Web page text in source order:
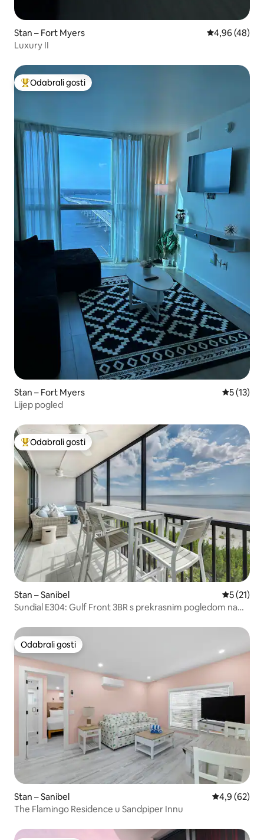
Stan – Fort Myers Prosječna
4,96 (48)
Luxury II
Među najviše rangiranima s oznakom „Odabrali gosti”
Odabrali gosti
Stan – Fort Myers Prosječna
5 (13)
Lijep pogled
Među najviše rangiranima s oznakom „Odabrali gosti”
Odabrali gosti
Stan – Sanibel Prosječna
5 (21)
Sundial E304: Gulf Front 3BR s prekrasnim pogledom na
Odabrali gosti
Odabrali gosti
Stan – Sanibel Prosječna
4,9 (62)
The Flamingo Residence u Sandpiper Innu